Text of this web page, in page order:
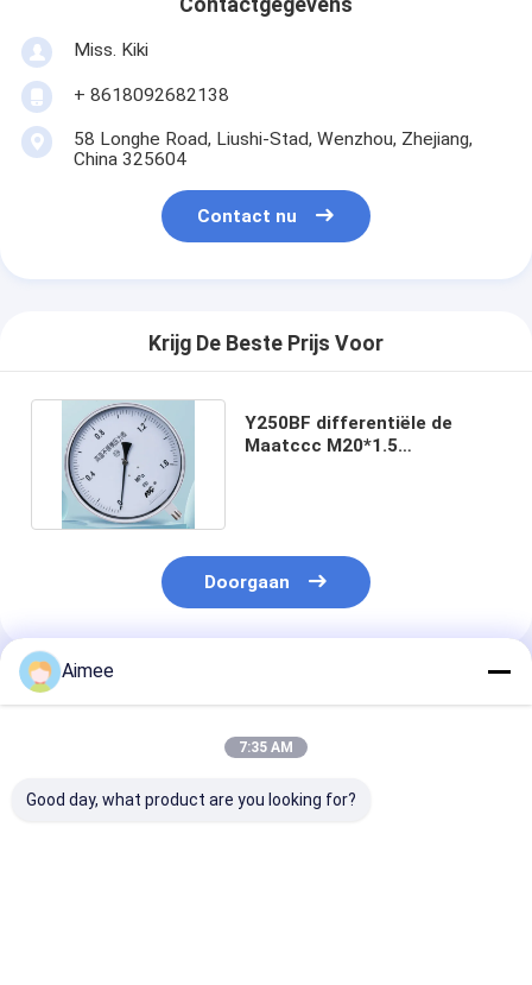
Contactgegevens
Miss. Kiki
+ 8618092682138
58 Longhe Road, Liushi-Stad, Wenzhou, Zhejiang,
China 325604
Contact nu
Krijg De Beste Prijs Voor
Y250BF differentiële de
Maatccc M20*1.5
Doorgaan
Geadviseerde Producten
Aimee
7:35 AM
Good day, what product are you looking for?